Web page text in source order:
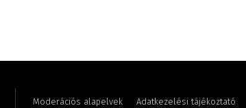
Moderációs alapelvek Adatkezelési tájékoztató